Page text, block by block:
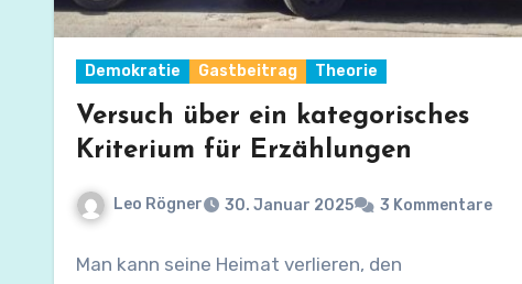
Demokratie Gastbeitrag Theorie
Versuch über ein kategorisches
Kriterium für Erzählungen
Leo Rögner 30. Januar 2025 3 Kommentare
Man kann seine Heimat verlieren, den